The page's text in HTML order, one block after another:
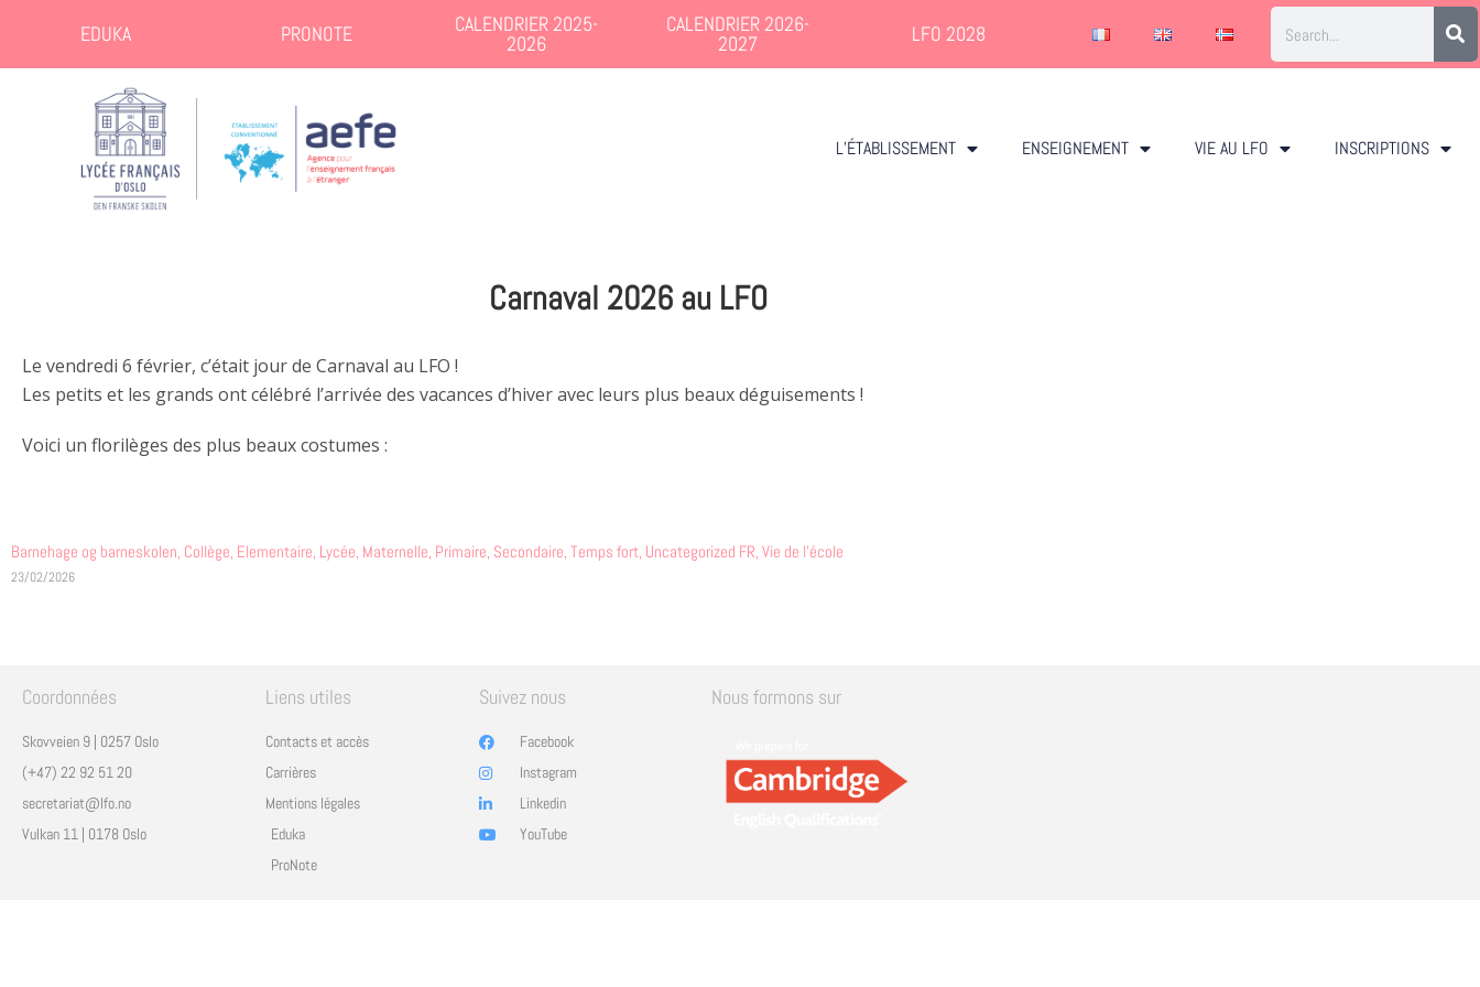
EDUKA PRONOTE CALENDRIER 2025-
2026
CALENDRIER 2026-
2027 LFO 2028
L’ÉTABLISSEMENT ENSEIGNEMENT VIE AU LFO INSCRIPTIONS
Carnaval 2026 au LFO
Le vendredi 6 février, c’était jour de Carnaval au LFO !
Les petits et les grands ont célébré l’arrivée des vacances d’hiver avec leurs plus beaux déguisements !
Voici un florilèges des plus beaux costumes :
Barnehage og barneskolen, Collège, Elementaire, Lycée, Maternelle, Primaire, Secondaire, Temps fort, Uncategorized FR, Vie de l'école
23/02/2026
Coordonnées
Skovveien 9 | 0257 Oslo
(+47) 22 92 51 20
secretariat@lfo.no
Vulkan 11 | 0178 Oslo
Liens utiles
Contacts et accès
Carrières
Mentions légales
Eduka
ProNote
Suivez nous
Facebook
Instagram
Linkedin
YouTube
Nous formons sur